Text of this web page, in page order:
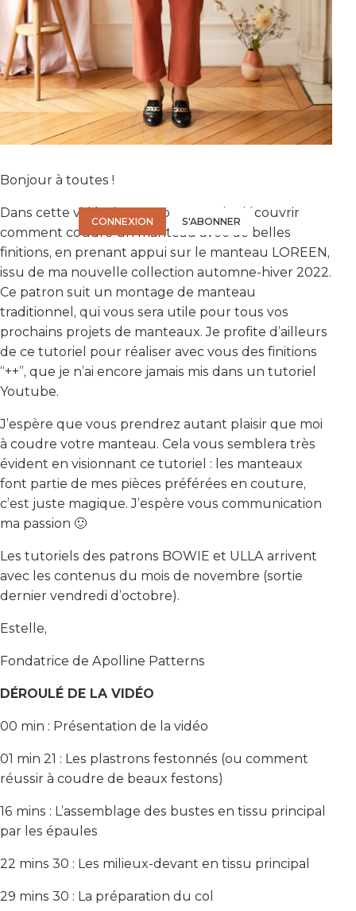
CONNEXION
S'ABONNER
Bonjour à toutes !
Dans cette vidéo, je vous propose de découvrir
comment coudre un manteau avec de belles
finitions, en prenant appui sur le manteau LOREEN,
issu de ma nouvelle collection automne-hiver 2022.
Ce patron suit un montage de manteau
traditionnel, qui vous sera utile pour tous vos
prochains projets de manteaux. Je profite d’ailleurs
de ce tutoriel pour réaliser avec vous des finitions
“++”, que je n’ai encore jamais mis dans un tutoriel
Youtube.
J’espère que vous prendrez autant plaisir que moi
à coudre votre manteau. Cela vous semblera très
évident en visionnant ce tutoriel : les manteaux
font partie de mes pièces préférées en couture,
c’est juste magique. J’espère vous communication
ma passion 🙂
Les tutoriels des patrons BOWIE et ULLA arrivent
avec les contenus du mois de novembre (sortie
dernier vendredi d’octobre).
Estelle,
Fondatrice de Apolline Patterns
DÉROULÉ DE LA VIDÉO
00 min : Présentation de la vidéo
01 min 21 : Les plastrons festonnés (ou comment
réussir à coudre de beaux festons)
16 mins : L’assemblage des bustes en tissu principal
par les épaules
22 mins 30 : Les milieux-devant en tissu principal
29 mins 30 : La préparation du col